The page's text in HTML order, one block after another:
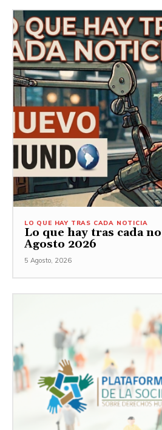
LO QUE HAY TRAS CADA NOTICIA
Lo que hay tras cada
Agosto 2026
5 Agosto, 2026